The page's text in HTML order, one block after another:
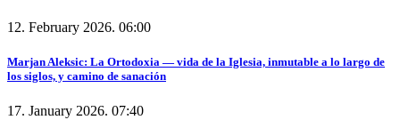
12. February 2026. 06:00
Marjan Aleksic: La Ortodoxia — vida de la Iglesia, inmutable a lo largo de
los siglos, y camino de sanación
17. January 2026. 07:40